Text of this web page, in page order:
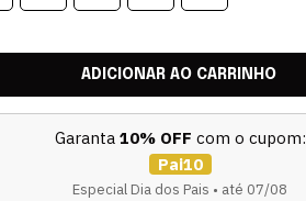
Garanta 10% OFF com o cupom:
Pai10
Especial Dia dos Pais • até 07/08